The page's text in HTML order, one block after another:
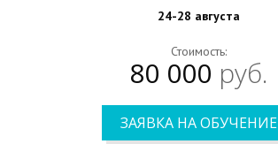
24-28 августа
Стоимость:
80 000 руб.
ЗАЯВКА НА ОБУЧЕНИЕ